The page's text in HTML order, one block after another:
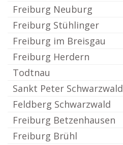
Freiburg Neuburg
Freiburg Stühlinger
Freiburg im Breisgau
Freiburg Herdern
Todtnau
Sankt Peter Schwarzwald
Feldberg Schwarzwald
Freiburg Betzenhausen
Freiburg Brühl